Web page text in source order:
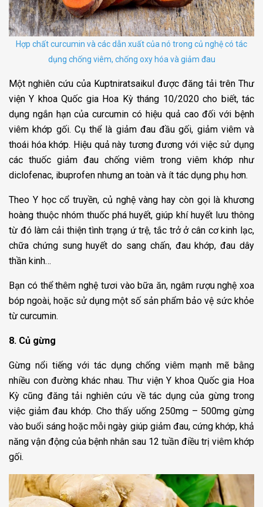
Hợp chất curcumin và các dẫn xuất của nó trong củ nghệ có tác
dụng chống viêm, chống oxy hóa và giảm đau
Một nghiên cứu của Kuptniratsaikul được đăng tải trên Thư
viện Y khoa Quốc gia Hoa Kỳ tháng 10/2020 cho biết, tác
dụng ngắn hạn của curcumin có hiệu quả cao đối với bệnh
viêm khớp gối. Cụ thể là giảm đau đầu gối, giảm viêm và
thoái hóa khớp. Hiệu quả này tương đương với việc sử dụng
các thuốc giảm đau chống viêm trong viêm khớp như
diclofenac, ibuprofen nhưng an toàn và ít tác dụng phụ hơn.
Theo Y học cổ truyền, củ nghệ vàng hay còn gọi là khương
hoàng thuộc nhóm thuốc phá huyết, giúp khí huyết lưu thông
từ đó làm cải thiện tình trạng ứ trệ, tắc trở ở cân cơ kinh lạc,
chữa chứng sung huyết do sang chấn, đau khớp, đau dây
thần kinh…
Bạn có thể thêm nghệ tươi vào bữa ăn, ngâm rượu nghệ xoa
bóp ngoài, hoặc sử dụng một số sản phẩm bảo vệ sức khỏe
từ curcumin.
8. Củ gừng
Gừng nổi tiếng với tác dụng chống viêm mạnh mẽ bằng
nhiều con đường khác nhau. Thư viện Y khoa Quốc gia Hoa
Kỳ cũng đăng tải nghiên cứu về tác dụng của gừng trong
việc giảm đau khớp. Cho thấy uống 250mg – 500mg gừng
vào buổi sáng hoặc mỗi ngày giúp giảm đau, cứng khớp, khả
năng vận động của bệnh nhân sau 12 tuần điều trị viêm khớp
gối.